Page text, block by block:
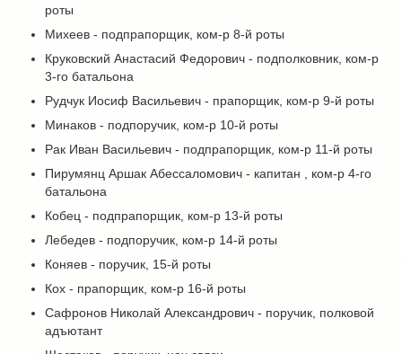
роты
Михеев - подпрапорщик, ком-р 8-й роты
Круковский Анастасий Федорович - подполковник, ком-р
3-го батальона
Рудчук Иосиф Васильевич - прапорщик, ком-р 9-й роты
Минаков - подпоручик, ком-р 10-й роты
Рак Иван Васильевич - подпрапорщик, ком-р 11-й роты
Пирумянц Аршак Абессаломович - капитан , ком-р 4-го
батальона
Кобец - подпрапорщик, ком-р 13-й роты
Лебедев - подпоручик, ком-р 14-й роты
Коняев - поручик, 15-й роты
Кох - прапорщик, ком-р 16-й роты
Сафронов Николай Александрович - поручик, полковой
адъютант